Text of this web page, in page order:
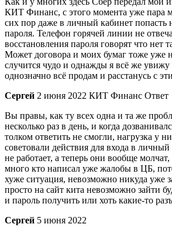
КИТ Финанс, с этого момента уже пара
сих пор даже в личный кабинет попасть
пароля. Телефон горячей линии не
восстановления пароля говорят что нет
Может договора и моих бумаг тоже уже
случится чудо и однажды я всё же
однозначно всё продам и расстанусь с
Сергей 2 июня 2022 КИТ Финанс Ответ
Вы правы, как ту всех одна и та же
несколько раз в день, и когда
толком ответить не смогли, нагрузка у
советовали действия для входа в
не работает, а теперь они вообще
много кто написал уже жалобы в ЦБ,
хуже ситуация, невозможно никуда уже
просто на сайт кита невозможно зайти
и пароль получить или хоть какие-то
Сергей 5 июня 2022